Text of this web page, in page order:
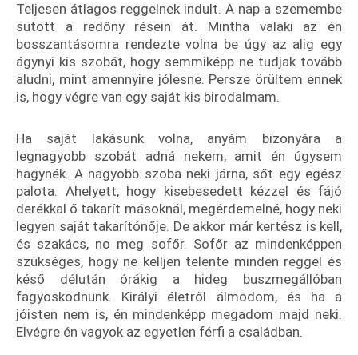
Teljesen átlagos reggelnek indult. A nap a szemembe
sütött a redőny résein át. Mintha valaki az én
bosszantásomra rendezte volna be úgy az alig egy
ágynyi kis szobát, hogy semmiképp ne tudjak tovább
aludni, mint amennyire jólesne. Persze örültem ennek
is, hogy végre van egy saját kis birodalmam.
Ha saját lakásunk volna, anyám bizonyára a
legnagyobb szobát adná nekem, amit én úgysem
hagynék. A nagyobb szoba neki járna, sőt egy egész
palota. Ahelyett, hogy kisebesedett kézzel és fájó
derékkal ő takarít másoknál, megérdemelné, hogy neki
legyen saját takarítónője. De akkor már kertész is kell,
és szakács, no meg sofőr. Sofőr az mindenképpen
szükséges, hogy ne kelljen telente minden reggel és
késő délután órákig a hideg buszmegállóban
fagyoskodnunk. Királyi életről álmodom, és ha a
jóisten nem is, én mindenképp megadom majd neki.
Elvégre én vagyok az egyetlen férfi a családban.